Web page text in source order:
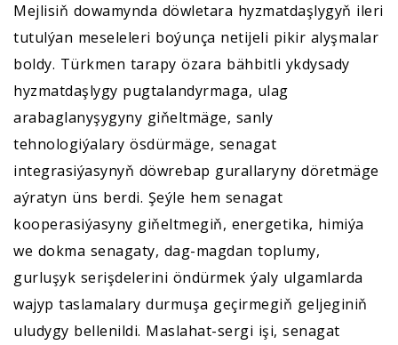
Mejlisiň dowamynda döwletara hyzmatdaşlygyň ileri
tutulýan meseleleri boýunça netijeli pikir alyşmalar
boldy. Türkmen tarapy özara bähbitli ykdysady
hyzmatdaşlygy pugtalandyrmaga, ulag
arabaglanyşygyny giňeltmäge, sanly
tehnologiýalary ösdürmäge, senagat
integrasiýasynyň döwrebap gurallaryny döretmäge
aýratyn üns berdi. Şeýle hem senagat
kooperasiýasyny giňeltmegiň, energetika, himiýa
we dokma senagaty, dag-magdan toplumy,
gurluşyk serişdelerini öndürmek ýaly ulgamlarda
wajyp taslamalary durmuşa geçirmegiň geljeginiň
uludygy bellenildi. Maslahat-sergi işi, senagat